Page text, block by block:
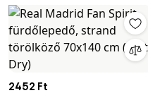
2452 Ft